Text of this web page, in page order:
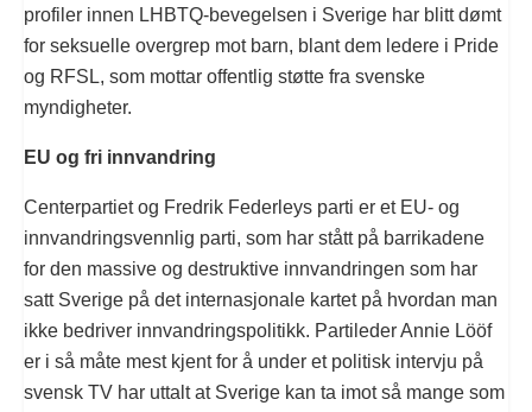
profiler innen LHBTQ-bevegelsen i Sverige har blitt dømt
for seksuelle overgrep mot barn, blant dem ledere i Pride
og RFSL, som mottar offentlig støtte fra svenske
myndigheter.
EU og fri innvandring
Centerpartiet og Fredrik Federleys parti er et EU- og
innvandringsvennlig parti, som har stått på barrikadene
for den massive og destruktive innvandringen som har
satt Sverige på det internasjonale kartet på hvordan man
ikke bedriver innvandringspolitikk. Partileder Annie Lööf
er i så måte mest kjent for å under et politisk intervju på
svensk TV har uttalt at Sverige kan ta imot så mange som